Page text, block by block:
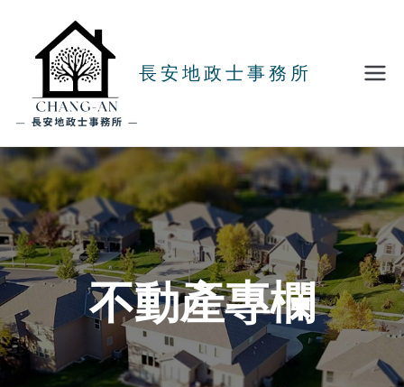
長安地政士事務所
不動產專欄